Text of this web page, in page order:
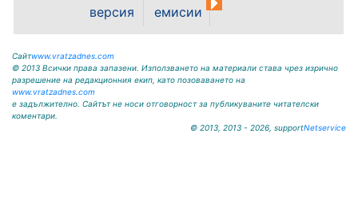
На основание чл. 8, ал. 4,
чл. 14, ал. 7 от ЗОС; чл. 92, ал. 1...
версия
емисии
Сайтwww.vratzadnes.com
© 2013 Всички права запазени. Използването на материали става чрез изрично
разрешение на редакционния екип, като позоваването на
www.vratzadnes.com
е задължително. Сайтът не носи отговорност за публикуваните читателски
коментари.
© 2013, 2013 - 2026, supportNetservice